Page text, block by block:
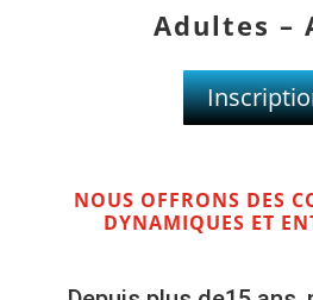
Adultes –
NOUS OFFRONS DES
DYNAMIQUES ET